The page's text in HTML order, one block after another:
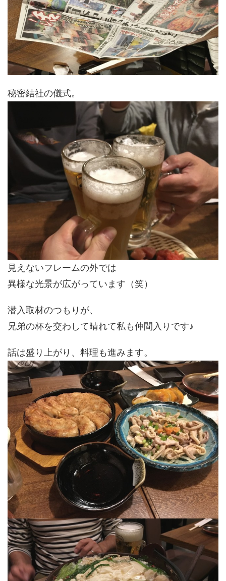
秘密結社の儀式。
見えないフレームの外では
異様な光景が広がっています（笑）
潜入取材のつもりが、
兄弟の杯を交わして晴れて私も仲間入りです♪
話は盛り上がり、料理も進みます。